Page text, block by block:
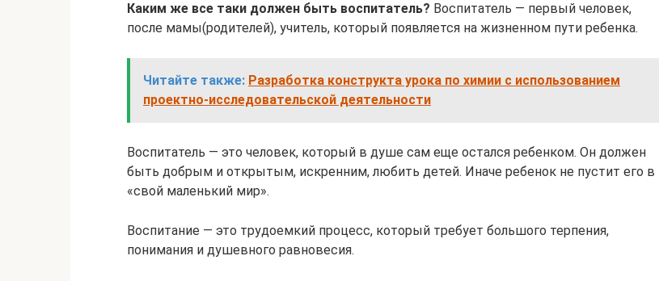
Каким же все таки должен быть воспитатель? Воспитатель — первый человек,
после мамы(родителей), учитель, который появляется на жизненном пути ребенка.
Читайте также: Разработка конструкта урока по химии с использованием
проектно-исследовательской деятельности
Воспитатель — это человек, который в душе сам еще остался ребенком. Он должен
быть добрым и открытым, искренним, любить детей. Иначе ребенок не пустит его в
«свой маленький мир».
Воспитание — это трудоемкий процесс, который требует большого терпения,
понимания и душевного равновесия.